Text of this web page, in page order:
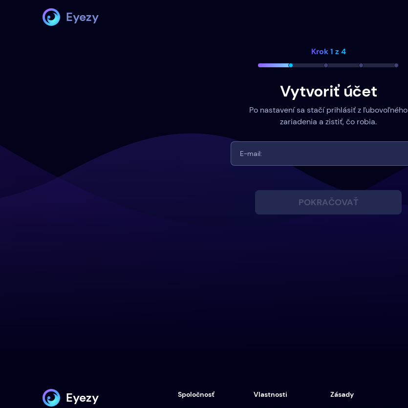
Eyezy
Krok 1 z 4
Vytvoriť účet
Po nastavení sa stačí prihlásiť z ľubovoľného
zariadenia a zistiť, čo robia.
POKRAČOVAŤ
Eyezy Spoločnosť Zásady
Vlastnosti